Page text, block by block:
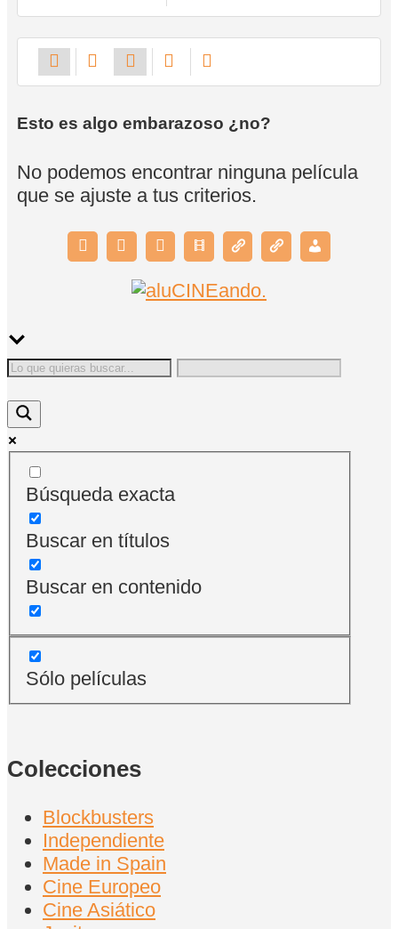
Esto es algo embarazoso ¿no?
No podemos encontrar ninguna película
que se ajuste a tus criterios.
Búsqueda exacta
Buscar en títulos
Buscar en contenido
Sólo películas
Colecciones
Blockbusters
Independiente
Made in Spain
Cine Europeo
Cine Asiático